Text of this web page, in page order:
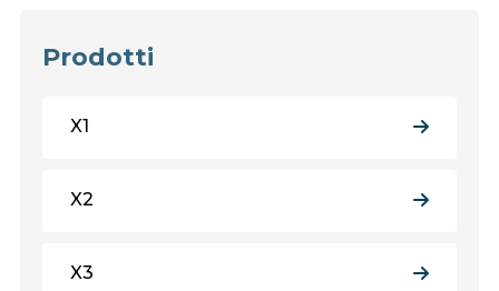
Prodotti
X1
X2
X3